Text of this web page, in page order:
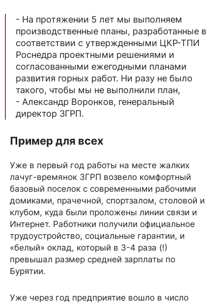
- На протяжении 5 лет мы выполняем
производственные планы, разработанные в
соответствии с утвержденными ЦКР-ТПИ
Роснедра проектными решениями и
согласованными ежегодными планами
развития горных работ. Ни разу не было
такого, чтобы мы не выполнили план,
- Александр Воронков, генеральный
директор ЗГРП.
Пример для всех
Уже в первый год работы на месте жалких
лачуг-времянок ЗГРП возвело комфортный
базовый поселок с современными рабочими
домиками, прачечной, спортзалом, столовой и
клубом, куда были проложены линии связи и
Интернет. Работники получили официальное
трудоустройство, социальные гарантии, и
«белый» оклад, который в 3-4 раза (!)
превышал размер средней зарплаты по
Бурятии.
Уже через год предприятие вошло в число